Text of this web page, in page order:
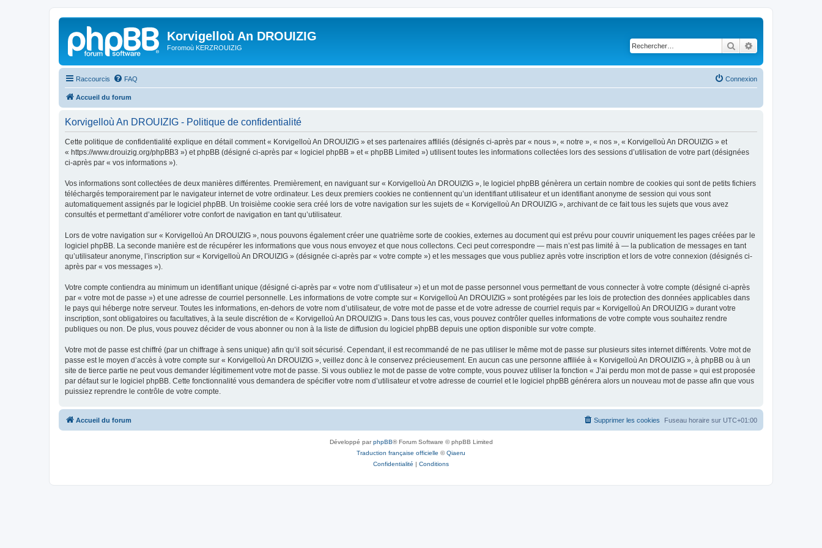
Korvigelloù An DROUIZIG
Foromoù KERZROUIZIG Rechercher
Raccourcis FAQ Connexion
Accueil du forum
Korvigelloù An DROUIZIG - Politique de confidentialité
Cette politique de confidentialité explique en détail comment « Korvigelloù An DROUIZIG » et ses partenaires affiliés (désignés ci-après par « nous », « notre », « nos », « Korvigelloù An DROUIZIG » et
« https://www.drouizig.org/phpBB3 ») et phpBB (désigné ci-après par « logiciel phpBB » et « phpBB Limited ») utilisent toutes les informations collectées lors des sessions d’utilisation de votre part (désignées
ci-après par « vos informations »).
Vos informations sont collectées de deux manières différentes. Premièrement, en naviguant sur « Korvigelloù An DROUIZIG », le logiciel phpBB génèrera un certain nombre de cookies qui sont de petits fichiers
téléchargés temporairement par le navigateur internet de votre ordinateur. Les deux premiers cookies ne contiennent qu’un identifiant utilisateur et un identifiant anonyme de session qui vous sont
automatiquement assignés par le logiciel phpBB. Un troisième cookie sera créé lors de votre navigation sur les sujets de « Korvigelloù An DROUIZIG », archivant de ce fait tous les sujets que vous avez
consultés et permettant d’améliorer votre confort de navigation en tant qu’utilisateur.
Lors de votre navigation sur « Korvigelloù An DROUIZIG », nous pouvons également créer une quatrième sorte de cookies, externes au document qui est prévu pour couvrir uniquement les pages créées par le
logiciel phpBB. La seconde manière est de récupérer les informations que vous nous envoyez et que nous collectons. Ceci peut correspondre — mais n’est pas limité à — la publication de messages en tant
qu’utilisateur anonyme, l’inscription sur « Korvigelloù An DROUIZIG » (désignée ci-après par « votre compte ») et les messages que vous publiez après votre inscription et lors de votre connexion (désignés ci-
après par « vos messages »).
Votre compte contiendra au minimum un identifiant unique (désigné ci-après par « votre nom d’utilisateur ») et un mot de passe personnel vous permettant de vous connecter à votre compte (désigné ci-après
par « votre mot de passe ») et une adresse de courriel personnelle. Les informations de votre compte sur « Korvigelloù An DROUIZIG » sont protégées par les lois de protection des données applicables dans
le pays qui héberge notre serveur. Toutes les informations, en-dehors de votre nom d’utilisateur, de votre mot de passe et de votre adresse de courriel requis par « Korvigelloù An DROUIZIG » durant votre
inscription, sont obligatoires ou facultatives, à la seule discrétion de « Korvigelloù An DROUIZIG ». Dans tous les cas, vous pouvez contrôler quelles informations de votre compte vous souhaitez rendre
publiques ou non. De plus, vous pouvez décider de vous abonner ou non à la liste de diffusion du logiciel phpBB depuis une option disponible sur votre compte.
Votre mot de passe est chiffré (par un chiffrage à sens unique) afin qu’il soit sécurisé. Cependant, il est recommandé de ne pas utiliser le même mot de passe sur plusieurs sites internet différents. Votre mot de
passe est le moyen d’accès à votre compte sur « Korvigelloù An DROUIZIG », veillez donc à le conservez précieusement. En aucun cas une personne affiliée à « Korvigelloù An DROUIZIG », à phpBB ou à un
site de tierce partie ne peut vous demander légitimement votre mot de passe. Si vous oubliez le mot de passe de votre compte, vous pouvez utiliser la fonction « J’ai perdu mon mot de passe » qui est proposée
par défaut sur le logiciel phpBB. Cette fonctionnalité vous demandera de spécifier votre nom d’utilisateur et votre adresse de courriel et le logiciel phpBB générera alors un nouveau mot de passe afin que vous
puissiez reprendre le contrôle de votre compte.
Accueil du forum Fuseau horaire sur UTC+01:00
Supprimer les cookies
Développé parphpBB® Forum Software © phpBB Limited
Traduction française officielle ©Qiaeru
Confidentialité | Conditions